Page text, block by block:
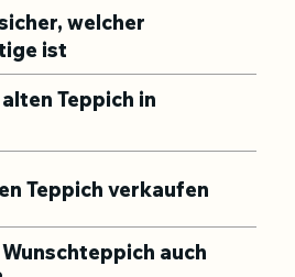
welcher
ist
Teppich in
Teppich verkaufen
auch